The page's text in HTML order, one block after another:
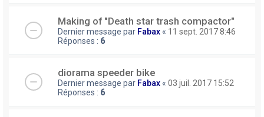
Making of "Death star trash compactor"
Dernier message par Fabax « 11 sept. 2017 8:46
Réponses : 6
diorama speeder bike
Dernier message par Fabax « 03 juil. 2017 15:52
Réponses : 6